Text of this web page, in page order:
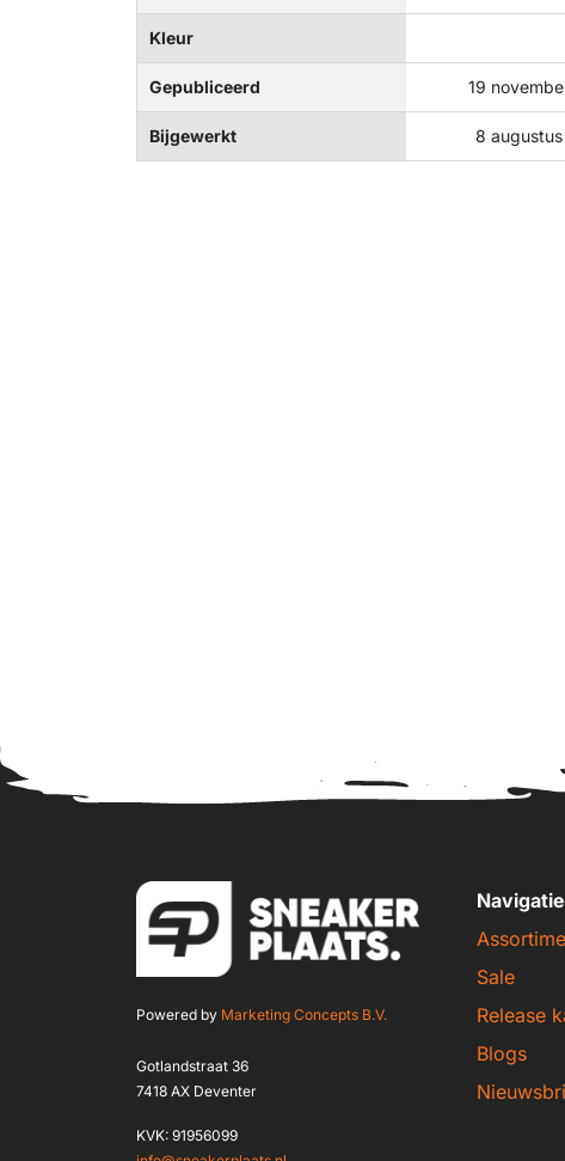
Kleur
Gepubliceerd 19
Bijgewerkt 8
Powered by Marketing Concepts B.V.
Gotlandstraat 36
7418 AX Deventer
KVK: 91956099
Navigatie
Sale
Release
Blogs